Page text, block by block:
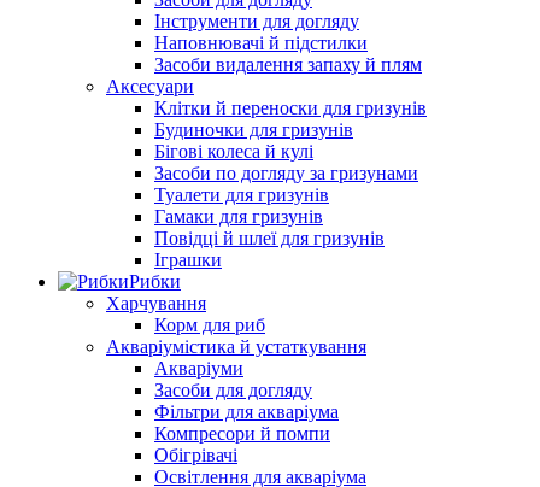
Інструменти для догляду
Наповнювачі й підстилки
Засоби видалення запаху й плям
Аксесуари
Клітки й переноски для гризунів
Будиночки для гризунів
Бігові колеса й кулі
Засоби по догляду за гризунами
Туалети для гризунів
Гамаки для гризунів
Повідці й шлеї для гризунів
Іграшки
Рибки
Харчування
Корм для риб
Акваріумістика й устаткування
Акваріуми
Засоби для догляду
Фільтри для акваріума
Компресори й помпи
Обігрівачі
Освітлення для акваріума